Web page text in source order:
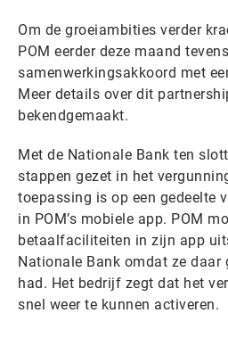
Om de groeiambities verder
POM eerder deze maand
samenwerkingsakkoord met
Meer details over dit
bekendgemaakt.
Met de Nationale Bank ten
stappen gezet in het
toepassing is op een gedeelte
in POM’s mobiele app. POM
betaalfaciliteiten in zijn app
Nationale Bank omdat ze daar
had. Het bedrijf zegt dat het
snel weer te kunnen activeren.